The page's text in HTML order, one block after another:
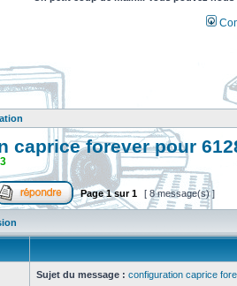
caprice forever pour
Page1sur1 [ 8 message(s) ]
Sujet du message : configuration caprice